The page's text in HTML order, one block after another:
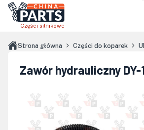
Przejdź do treści głównej
Części silnikowe
Strona główna Części do koparek
Zawór hydrauliczny